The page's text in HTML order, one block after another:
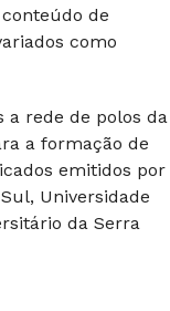
de
como
a rede de polos da
a formação de
emitidos por
Universidade
da Serra